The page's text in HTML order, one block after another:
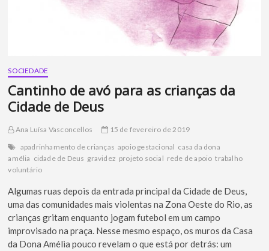
SOCIEDADE
Cantinho de avó para as crianças da
Cidade de Deus
Ana Luísa Vasconcellos
15 de fevereiro de 2019
apadrinhamento de crianças apoio gestacional casa da dona
amélia cidade de Deus gravidez projeto social rede de apoio trabalho
voluntário
Algumas ruas depois da entrada principal da Cidade de Deus,
uma das comunidades mais violentas na Zona Oeste do Rio, as
crianças gritam enquanto jogam futebol em um campo
improvisado na praça. Nesse mesmo espaço, os muros da Casa
da Dona Amélia pouco revelam o que está por detrás: um